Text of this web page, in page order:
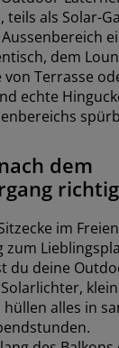
als Solar-
dem
Terrasse
echte
dem
im
zum
du deine
alles in